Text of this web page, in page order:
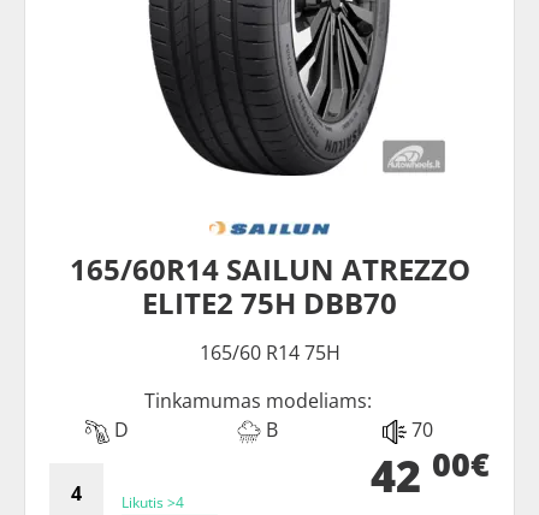
165/60R14 SAILUN ATREZZO
ELITE2 75H DBB70
165/60 R14 75H
Tinkamumas modeliams:
D
B 70
Likutis >4 42 00€